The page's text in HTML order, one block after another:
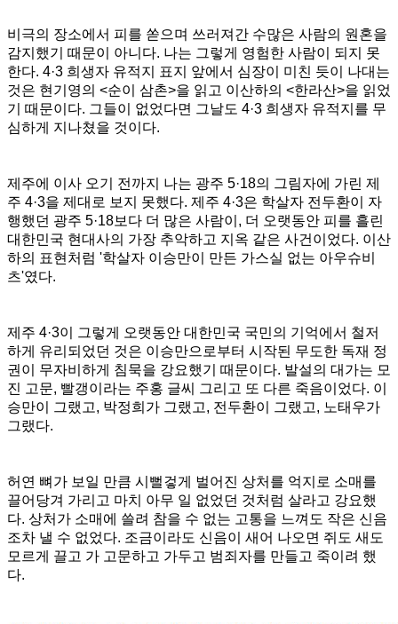
비극의 장소에서 피를 쏟으며 쓰러져간 수많은 사람의 원혼을
감지했기 때문이 아니다. 나는 그렇게 영험한 사람이 되지 못
한다. 4·3 희생자 유적지 표지 앞에서 심장이 미친 듯이 나대는
것은 현기영의 <순이 삼촌>을 읽고 이산하의 <한라산>을 읽었
기 때문이다. 그들이 없었다면 그날도 4·3 희생자 유적지를 무
심하게 지나쳤을 것이다.
제주에 이사 오기 전까지 나는 광주 5·18의 그림자에 가린 제
주 4·3을 제대로 보지 못했다. 제주 4·3은 학살자 전두환이 자
행했던 광주 5·18보다 더 많은 사람이, 더 오랫동안 피를 흘린
대한민국 현대사의 가장 추악하고 지옥 같은 사건이었다. 이산
하의 표현처럼 '학살자 이승만이 만든 가스실 없는 아우슈비
츠'였다.
제주 4·3이 그렇게 오랫동안 대한민국 국민의 기억에서 철저
하게 유리되었던 것은 이승만으로부터 시작된 무도한 독재 정
권이 무자비하게 침묵을 강요했기 때문이다. 발설의 대가는 모
진 고문, 빨갱이라는 주홍 글씨 그리고 또 다른 죽음이었다. 이
승만이 그랬고, 박정희가 그랬고, 전두환이 그랬고, 노태우가
그랬다.
허연 뼈가 보일 만큼 시뻘겋게 벌어진 상처를 억지로 소매를
끌어당겨 가리고 마치 아무 일 없었던 것처럼 살라고 강요했
다. 상처가 소매에 쓸려 참을 수 없는 고통을 느껴도 작은 신음
조차 낼 수 없었다. 조금이라도 신음이 새어 나오면 쥐도 새도
모르게 끌고 가 고문하고 가두고 범죄자를 만들고 죽이려 했
다.